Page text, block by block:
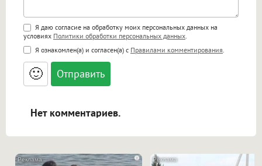
Поддержка HTML
<b>, <strong>, <u>, <i>, <em>, <s>, <big>,
<small>, <sup>, <sub>, <pre>, <ul>, <ol>, <li>,
<blockquote>, <code> экранирует HTML,
адреса URL автоматически становятся
ссылками, и [img]адрес[/img] будет
Я даю согласие на обработку моих персональных данных на
условиях Политики обработки персональных данных
Я ознакомлен(а) и согласен(а) с Правилами комментирования
🙂
Нет комментариев.
i